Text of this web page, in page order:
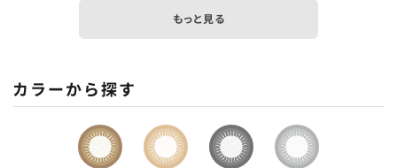
もっと見る
カラーから探す